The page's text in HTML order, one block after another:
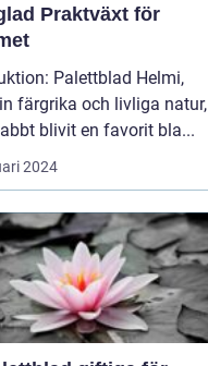
Praktväxt för
Palettblad Helmi,
färgrika och livliga natur,
blivit en favorit bla...
2024